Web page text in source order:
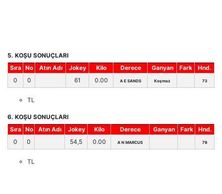
5. KOŞU SONUÇLARI
Sıra No Atın Adı Jokey Kilo Derece Ganyan Fark
Hnd.
0
0 61 0.00 A E SANDS Koşmaz 73
TL
6. KOŞU SONUÇLARI
Sıra No Atın Adı Jokey Kilo Derece Ganyan Fark
Hnd.
0
0 54,5 0.00 A N MARCUS 79
TL